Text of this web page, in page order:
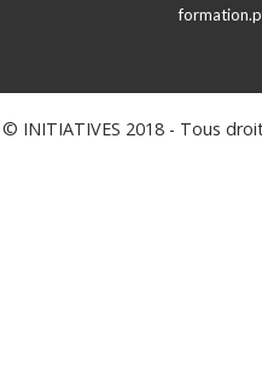
© INITIATIVES 2018 - Tous